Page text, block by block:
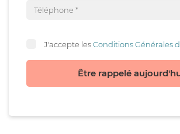
J'accepte lesConditions Générales
Être rappelé